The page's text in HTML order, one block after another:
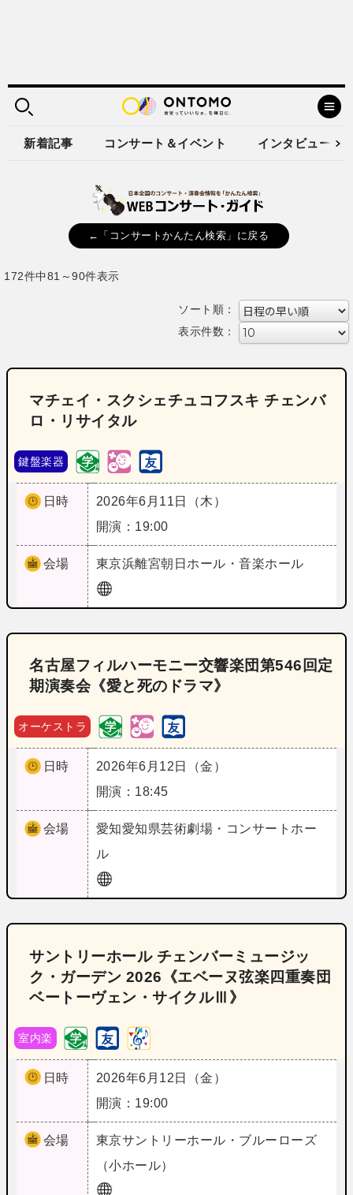
新着記事 コンサート＆イベント インタビュー
←「コンサートかんたん検索」に戻る
172件中81～90件表示
ソート順：
表示件数：
マチェイ・スクシェチュコフスキ チェンバ
ロ・リサイタル
鍵盤楽器
日時
2026年6月11日（木）
開演：19:00
会場 東京浜離宮朝日ホール・音楽ホール
名古屋フィルハーモニー交響楽団第546回定
期演奏会《愛と死のドラマ》
オーケストラ
日時
2026年6月12日（金）
開演：18:45
会場 愛知愛知県芸術劇場・コンサートホー
ル
サントリーホール チェンバーミュージッ
ク・ガーデン 2026《エベーヌ弦楽四重奏団
ベートーヴェン・サイクルⅢ》
室内楽
日時
2026年6月12日（金）
開演：19:00
会場 東京サントリーホール・ブルーローズ
（小ホール）